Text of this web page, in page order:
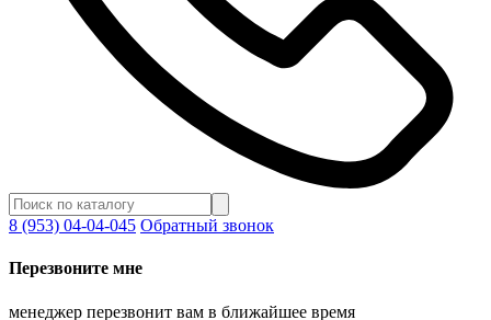
8 (953) 04-04-045 Обратный звонок
Перезвоните мне
менеджер перезвонит вам в ближайшее время